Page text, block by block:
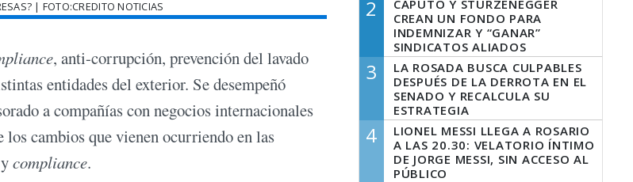
| FOTO:CREDITO NOTICIAS
, anti-corrupción, prevención del lavado
entidades del exterior. Se desempeñó
a compañías con negocios internacionales
los cambios que vienen ocurriendo en las
compliance.
2
CAPUTO Y STURZENEGGER
CREAN UN FONDO PARA
INDEMNIZAR Y “GANAR”
SINDICATOS ALIADOS
3
LA ROSADA BUSCA CULPABLES
DESPUÉS DE LA DERROTA EN EL
SENADO Y RECALCULA SU
ESTRATEGIA
4
LIONEL MESSI LLEGA A ROSARIO
A LAS 20.30: VELATORIO ÍNTIMO
DE JORGE MESSI, SIN ACCESO AL
PÚBLICO